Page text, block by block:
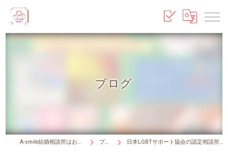
ブログ
A-smile結婚相談所はお見合い無料！ ブログ 日本LGBTサポート協会の認定相談所に登録されました